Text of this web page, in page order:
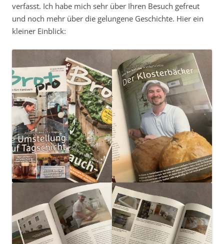
verfasst. Ich habe mich sehr über Ihren Besuch gefreut
und noch mehr über die gelungene Geschichte. Hier ein
kleiner Einblick: